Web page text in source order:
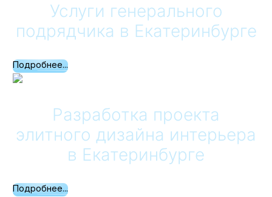
Услуги генерального
подрядчика в Екатеринбурге
Подробнее...
Разработка проекта
элитного дизайна интерьера
в Екатеринбурге
Подробнее...